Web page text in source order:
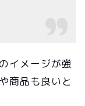
イメージが強
商品も良いと